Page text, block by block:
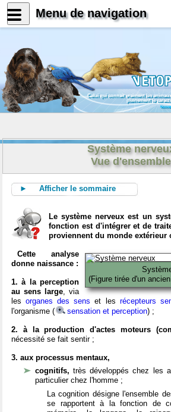
Celui qui connait vraiment les
pleinement le
Système
Vue d'ensemble
► Afficher le sommaire
Le système nerveux est un
fonction est d'intégrer et de
proviennent du monde extérieur
(Figure tirée d'un
Cette analyse
donne naissance :
1. à la perception
au sens large, via
lesorganes des sens et les récepteurs
l'organisme (
sensation et perception) ;
2. à la production d'actes moteurs
nécessité se fait sentir ;
3. aux processus mentaux,
cognitifs,très développés chez les
particulier chez l'homme ;
La cognition désigne l'ensemble
se rapportent à la fonction de
Menu de navigation